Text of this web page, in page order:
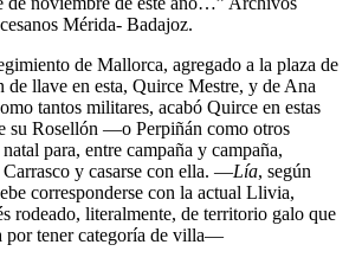
Mérida- Badajoz.
de Mallorca, agregado a la plaza de
llave en esta, Quirce Mestre, y de Ana
tantos militares, acabó Quirce en estas
su Rosellón —o Perpiñán como otros
para, entre campaña y campaña,
y casarse con ella. —Lía, según
corresponderse con la actual Llivia,
rodeado, literalmente, de territorio galo que
por tener categoría de villa—